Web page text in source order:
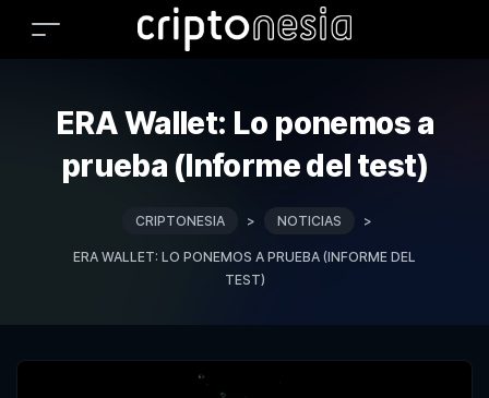
ERA Wallet: Lo ponemos a
prueba (Informe del test)
CRIPTONESIA > NOTICIAS >
ERA WALLET: LO PONEMOS A PRUEBA (INFORME DEL
TEST)